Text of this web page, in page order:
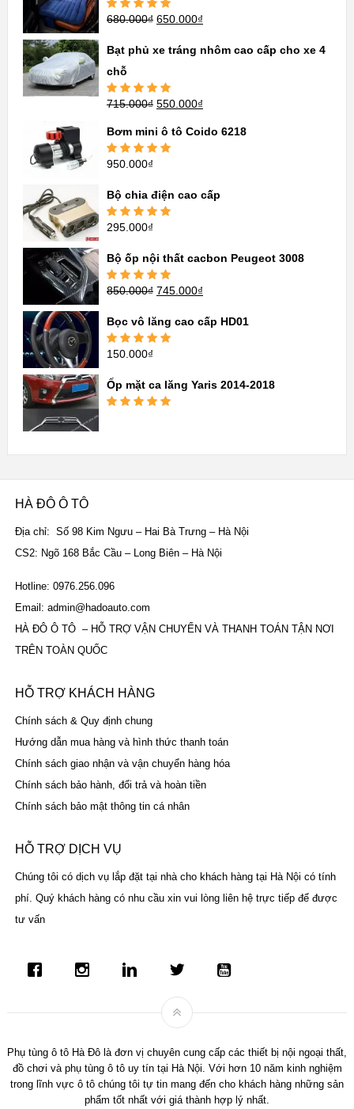
Được xếp
680.000₫ 650.000₫
Bạt phủ xe tráng nhôm cao cấp cho xe 4
chỗ
Được xếp
sao
715.000₫ 550.000₫
Bơm mini ô tô Coido 6218
Được xếp
sao
950.000₫
Bộ chia điện cao cấp
Được xếp
sao
295.000₫
Bộ ốp nội thất cacbon Peugeot 3008
Được xếp
850.000₫ 745.000₫
Bọc vô lăng cao cấp HD01
Được xếp
sao
150.000₫
Ốp mặt ca lăng Yaris 2014-2018
HÀ ĐÔ Ô TÔ
Địa chỉ: Số 98 Kim Ngưu – Hai Bà Trưng – Hà Nội
CS2: Ngõ 168 Bắc Cầu – Long Biên – Hà Nội
Hotline: 0976.256.096
Email: admin@hadoauto.com
HÀ ĐÔ Ô TÔ – HỖ TRỢ VẬN CHUYỂN VÀ THANH TOÁN TẬN NƠI
TRÊN TOÀN QUỐC
HỖ TRỢ KHÁCH HÀNG
Chính sách & Quy định chung
Hướng dẫn mua hàng và hình thức thanh toán
Chính sách giao nhận và vận chuyển hàng hóa
Chính sách bảo hành, đổi trả và hoàn tiền
Chính sách bảo mật thông tin cá nhân
HỖ TRỢ DỊCH VỤ
Chúng tôi có dịch vụ lắp đặt tại nhà cho khách hàng tại Hà Nội có tính
phí. Quý khách hàng có nhu cầu xin vui lòng liên hệ trực tiếp để được
tư vấn
Phụ tùng ô tô Hà Đô là đơn vị chuyên cung cấp các thiết bị nội ngoại thất,
đồ chơi và phụ tùng ô tô uy tín tại Hà Nội. Với hơn 10 năm kinh nghiệm
trong lĩnh vực ô tô chúng tôi tự tin mang đến cho khách hàng những sản
phẩm tốt nhất với giá thành hợp lý nhất.